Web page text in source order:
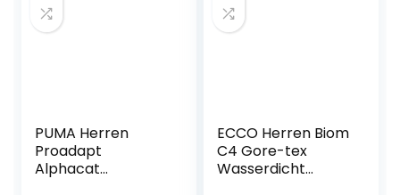
PUMA Herren
Proadapt
Alphacat
ECCO Herren Biom
C4 Gore-tex
Wasserdicht